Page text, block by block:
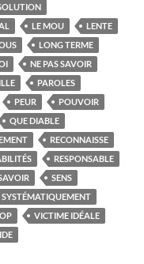
LE MOU
LENTE
LONG TERME
NE PAS SAVOIR
PAROLES
PEUR
POUVOIR
QUE DIABLE
RECONNAISSE
RESPONSABLE
SENS
SYSTÉMATIQUEMENT
VICTIME IDÉALE